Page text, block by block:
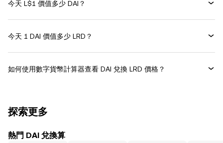
今天 L$1 價值多少 DAI？
今天 1 DAI 價值多少 LRD？
如何使用數字貨幣計算器查看 DAI 兌換 LRD 價格？
探索更多
熱門 DAI 兌換算